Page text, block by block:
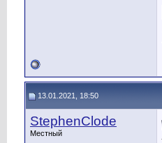
13.01.2021, 18:50
StephenClode
Местный